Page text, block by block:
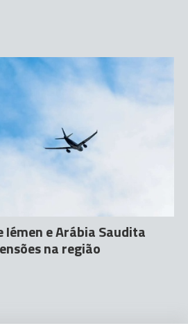
e Arábia Saudita
na região